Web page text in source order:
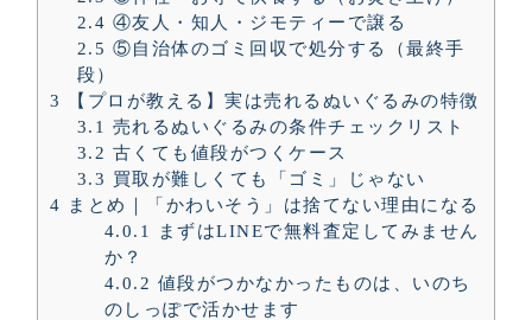
2.4 ④友人・知人・ジモティーで譲る
2.5 ⑤自治体のゴミ回収で処分する（最終手
段）
3
【プロが教える】実は売れるぬいぐるみの特徴
3.1 売れるぬいぐるみの条件チェックリスト
3.2 古くても値段がつくケース
3.3 買取が難しくても「ゴミ」じゃない
4 まとめ｜「かわいそう」は捨てない理由になる
4.0.1
まずはLINEで無料査定してみません
か？
4.0.2 値段がつかなかったものは、いのち
のしっぽで活かせます